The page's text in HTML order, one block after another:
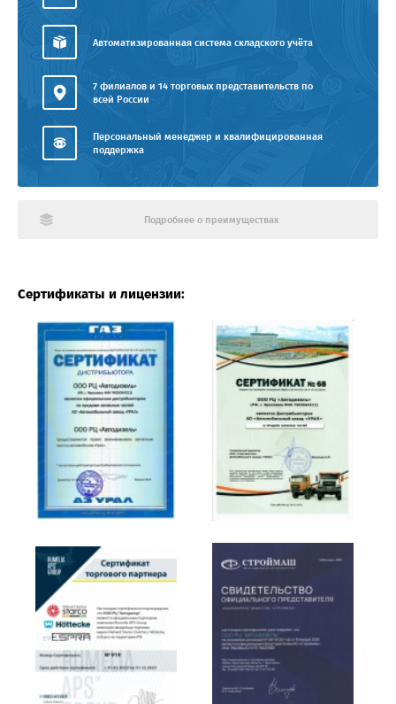
Автоматизированная система складского учёта
7 филиалов и 14 торговых представительств по
всей России
Персональный менеджер и квалифицированная
поддержка
Подробнее о преимуществах
Сертификаты и лицензии: